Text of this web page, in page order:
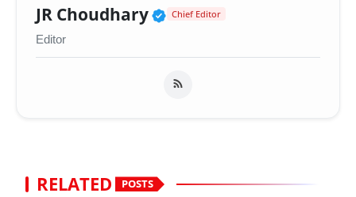
JR Choudhary Verified Public Figure
Chief Editor
Editor
RELATED POSTS